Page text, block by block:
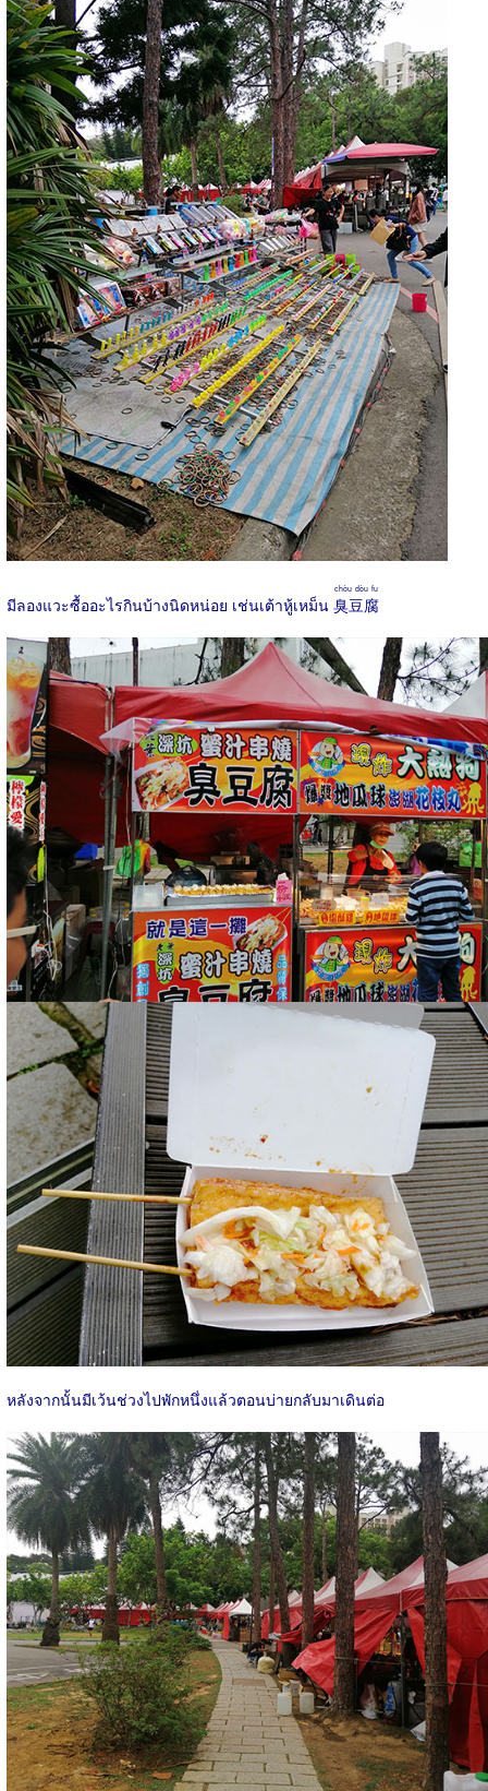
มีลองแวะซื้ออะไรกินบ้างนิดหน่อย เช่นเต้าหู้เหม็น 臭豆腐
chòu dòu fu
หลังจากนั้นมีเว้นช่วงไปพักหนึ่งแล้วตอนบ่ายกลับมาเดินต่อ